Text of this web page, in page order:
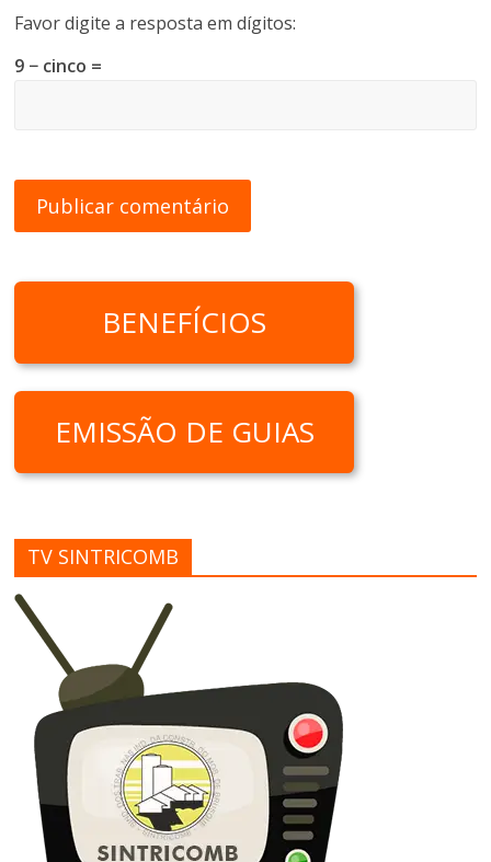
Favor digite a resposta em dígitos:
9 − cinco =
BENEFÍCIOS
EMISSÃO DE GUIAS
TV SINTRICOMB